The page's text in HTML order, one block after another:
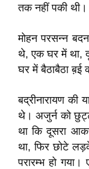
तक नहीं पकी थी।
मोहन परसन्न
थे, एक घर में था,
घर में बैठाबैठा ब़ई
बद्रीनारायण की
थे। अजुर्न को
था कि दूसरा
था, फिर छोटे
परारम्भ हो